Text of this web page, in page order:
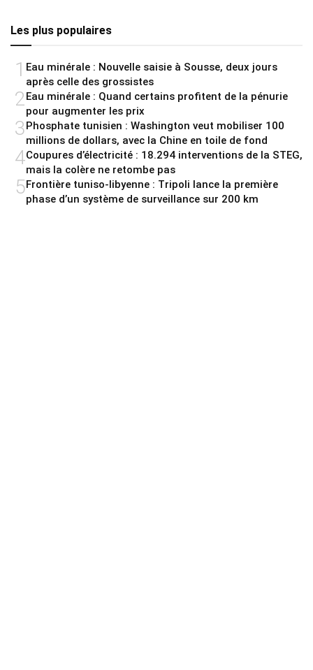
Les plus populaires
1 Eau minérale : Nouvelle saisie à Sousse, deux jours
après celle des grossistes
2Eau minérale : Quand certains profitent de la pénurie
pour augmenter les prix
3Phosphate tunisien : Washington veut mobiliser 100
millions de dollars, avec la Chine en toile de fond
4Coupures d’électricité : 18.294 interventions de la STEG,
mais la colère ne retombe pas
5Frontière tuniso-libyenne : Tripoli lance la première
phase d’un système de surveillance sur 200 km